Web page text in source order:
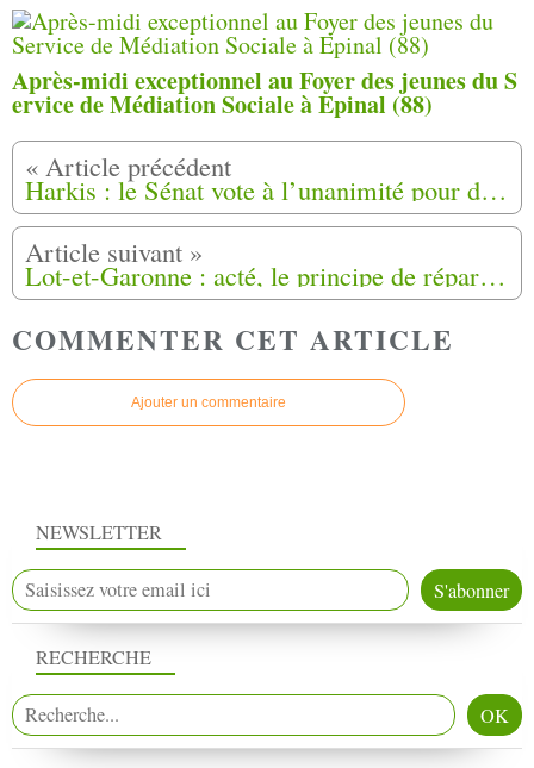
Après-midi exceptionnel au Foyer des jeunes du S
ervice de Médiation Sociale à Epinal (88)
Harkis : le Sénat vote à l’unanimité pour des réparations
Lot-et-Garonne : acté, le principe de réparation ne satisfait pas toute la communauté harkie
COMMENTER CET ARTICLE
Ajouter un commentaire
NEWSLETTER
RECHERCHE